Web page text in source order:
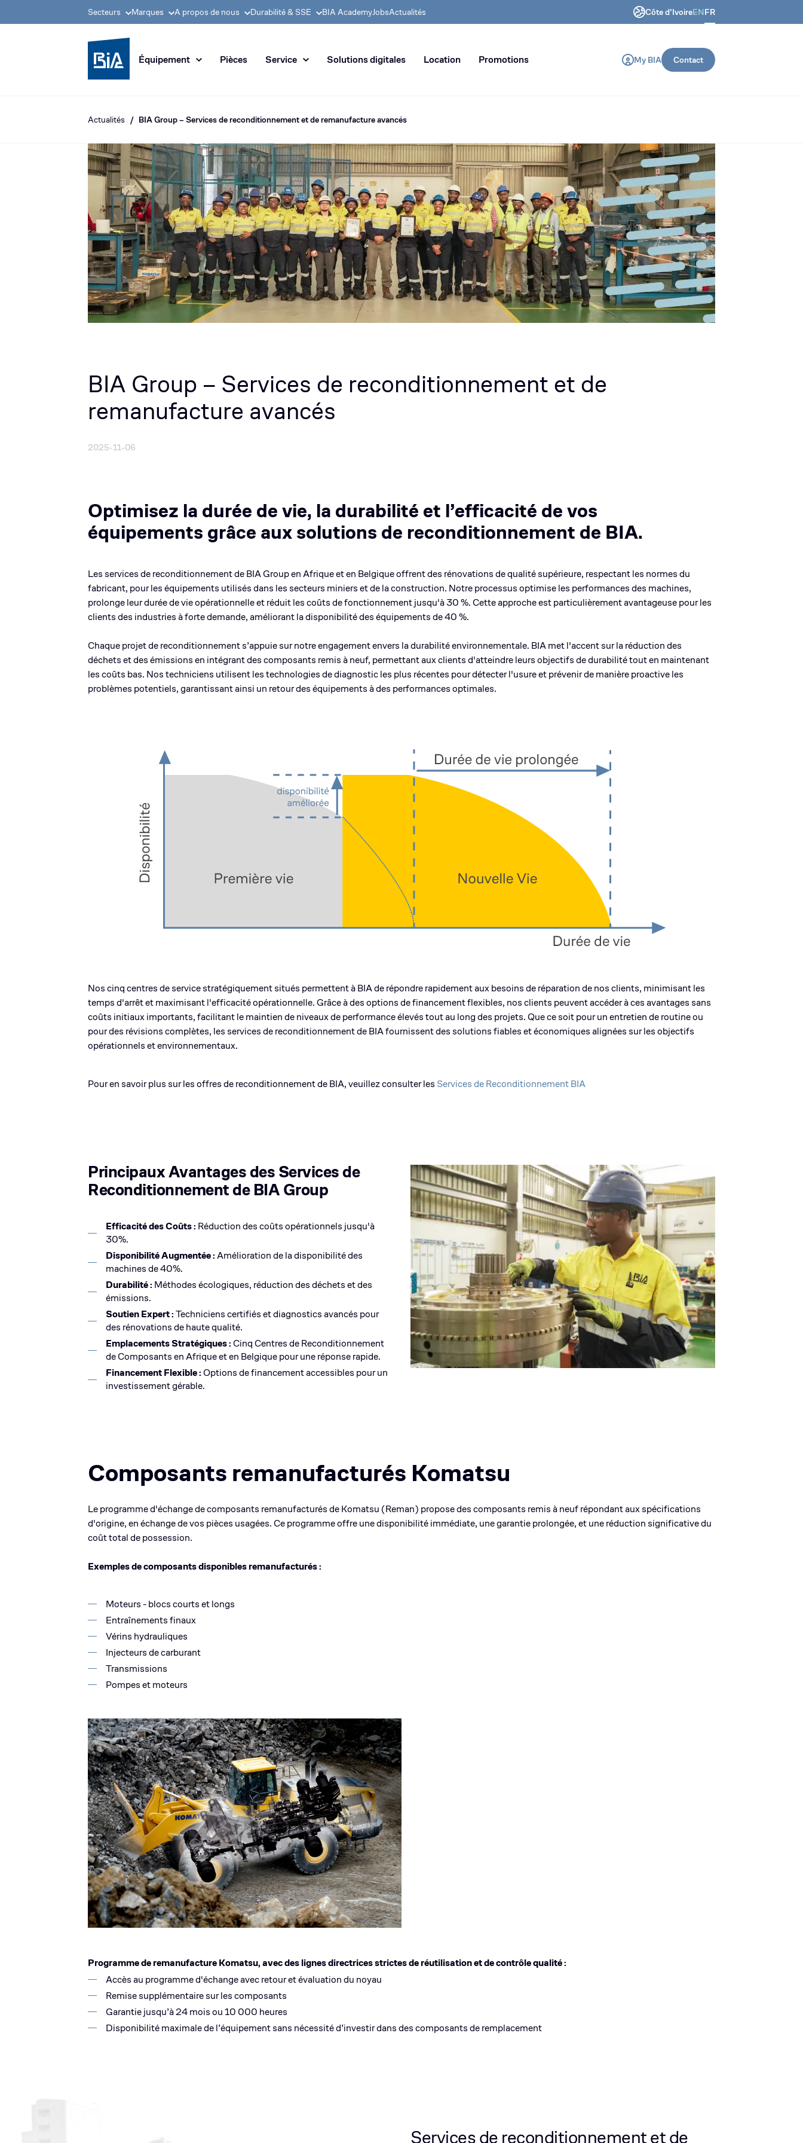
Secteurs Marques A propos de nous Durabilité & SSE BIA AcademyJobsActualités Côte d'IvoireENFR
Groupe BIA, pionnier en distribution de machines de génie civil et de construction.
Équipement Pièces Service Solutions digitales Location Promotions My BIA Contact
Actualités BIA Group – Services de reconditionnement et de remanufacture avancés
BIA Group – Services de reconditionnement et de
remanufacture avancés
2025-11-06
Optimisez la durée de vie, la durabilité et l’efficacité de vos
équipements grâce aux solutions de reconditionnement de BIA.
Les services de reconditionnement de BIA Group en Afrique et en Belgique offrent des rénovations de qualité supérieure, respectant les normes du
fabricant, pour les équipements utilisés dans les secteurs miniers et de la construction. Notre processus optimise les performances des machines,
prolonge leur durée de vie opérationnelle et réduit les coûts de fonctionnement jusqu'à 30 %. Cette approche est particulièrement avantageuse pour les
clients des industries à forte demande, améliorant la disponibilité des équipements de 40 %.
Chaque projet de reconditionnement s’appuie sur notre engagement envers la durabilité environnementale. BIA met l'accent sur la réduction des
déchets et des émissions en intégrant des composants remis à neuf, permettant aux clients d'atteindre leurs objectifs de durabilité tout en maintenant
les coûts bas. Nos techniciens utilisent les technologies de diagnostic les plus récentes pour détecter l'usure et prévenir de manière proactive les
problèmes potentiels, garantissant ainsi un retour des équipements à des performances optimales.
Nos cinq centres de service stratégiquement situés permettent à BIA de répondre rapidement aux besoins de réparation de nos clients, minimisant les
temps d'arrêt et maximisant l'efficacité opérationnelle. Grâce à des options de financement flexibles, nos clients peuvent accéder à ces avantages sans
coûts initiaux importants, facilitant le maintien de niveaux de performance élevés tout au long des projets. Que ce soit pour un entretien de routine ou
pour des révisions complètes, les services de reconditionnement de BIA fournissent des solutions fiables et économiques alignées sur les objectifs
opérationnels et environnementaux.
Pour en savoir plus sur les offres de reconditionnement de BIA, veuillez consulter les Services de Reconditionnement BIA
Principaux Avantages des Services de
Reconditionnement de BIA Group
Efficacité des Coûts : Réduction des coûts opérationnels jusqu'à
30%.
Disponibilité Augmentée :Amélioration de la disponibilité des
machines de 40%.
Durabilité : Méthodes écologiques, réduction des déchets et des
émissions.
Soutien Expert :Techniciens certifiés et diagnostics avancés pour
des rénovations de haute qualité.
Emplacements Stratégiques :Cinq Centres de Reconditionnement
de Composants en Afrique et en Belgique pour une réponse rapide.
Financement Flexible :Options de financement accessibles pour un
investissement gérable.
Composants remanufacturés Komatsu
Le programme d'échange de composants remanufacturés de Komatsu (Reman) propose des composants remis à neuf répondant aux spécifications
d'origine, en échange de vos pièces usagées. Ce programme offre une disponibilité immédiate, une garantie prolongée, et une réduction significative du
coût total de possession.
Exemples de composants disponibles remanufacturés:
Moteurs - blocs courts et longs
Entraînements finaux
Vérins hydrauliques
Injecteurs de carburant
Transmissions
Pompes et moteurs
Programme de remanufacture Komatsu, avec des lignes directrices strictes de réutilisation et de contrôle qualité :
Accès au programme d'échange avec retour et évaluation du noyau
Remise supplémentaire sur les composants
Garantie jusqu’à 24 mois ou 10 000 heures
Disponibilité maximale de l’équipement sans nécessité d’investir dans des composants de remplacement
Services de reconditionnement et de